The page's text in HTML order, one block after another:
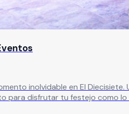
palapa y un ambiente agradable, ideal para crear eventos únicos y llenos de estilo. Aquí
Bodas, cumpleaños, bautizos, aniversarios o cualquier ocasión especial… en